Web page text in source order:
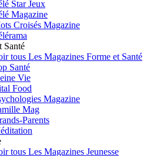
Star Jeux
Magazine
Croisés Magazine
Santé
tous Les Magazines Forme et Santé
Santé
Vie
Food
Magazine
Mag
Parents
tous Les Magazines Jeunesse